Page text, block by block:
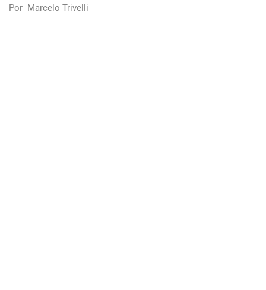
Por Marcelo Trivelli